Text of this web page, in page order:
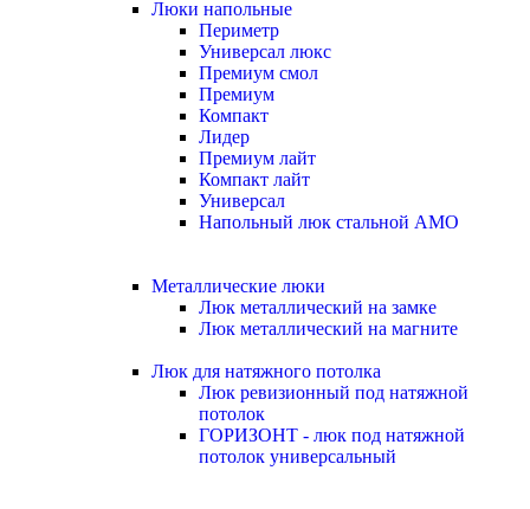
Люки напольные
Периметр
Универсал люкс
Премиум смол
Премиум
Компакт
Лидер
Премиум лайт
Компакт лайт
Универсал
Напольный люк стальной АМО
Металлические люки
Люк металлический на замке
Люк металлический на магните
Люк для натяжного потолка
Люк ревизионный под натяжной
потолок
ГОРИЗОНТ - люк под натяжной
потолок универсальный